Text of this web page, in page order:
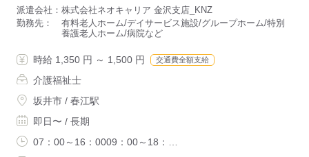
派遣会社
株式会社ネオキャリア 金沢支店_KNZ
勤務先
有料老人ホーム/デイサービス施設/グループホーム/特別
養護老人ホーム/病院など
時給 1,350 円 ～ 1,500 円 交通費全額支給
介護福祉士
坂井市 / 春江駅
即日〜 / 長期
07：00～16：0009：00～18：…